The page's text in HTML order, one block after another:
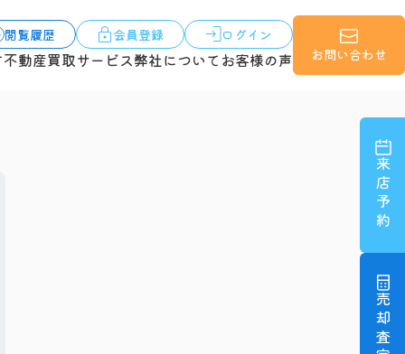
閲覧履歴 会員登録 ログイン
不動産買取サービス弊社について お客様の声 お問い合わせ
来店予約
売却査定